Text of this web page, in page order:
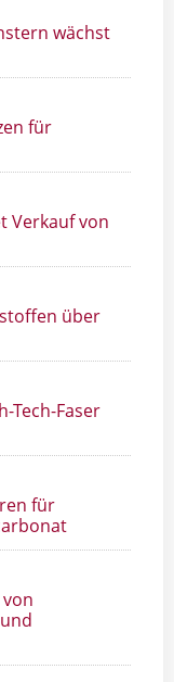
wächst
für
Verkauf von
über
Tech-Faser
für